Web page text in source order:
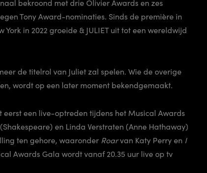
bekroond met drie Olivier Awards en zes
Tony Award-nominaties. Sinds de première in
in 2022 groeide & JULIET uit tot een wereldwijd
de titelrol van Juliet zal spelen. Wie de overige
wordt op een later moment bekendgemaakt.
eerst een live-optreden tijdens het Musical Awards
en Linda Verstraten (Anne Hathaway)
ten gehore, waaronder Roarvan Katy Perry en I
Awards Gala wordt vanaf 20.35 uur live op tv